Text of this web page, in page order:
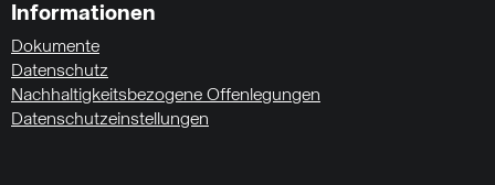
Informationen
Dokumente
Datenschutz
Nachhaltigkeitsbezogene Offenlegungen
Datenschutzeinstellungen